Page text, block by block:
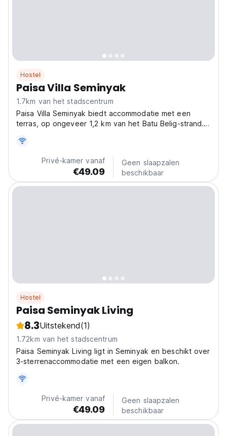
Hostel
Paisa Villa Seminyak
1.7km van het stadscentrum
Paisa Villa Seminyak biedt accommodatie met een
terras, op ongeveer 1,2 km van het Batu Belig-strand.
een restaurant en een 24-uursreceptie.
Privé-kamer vanaf
€49.09
Geen slaapzalen
beschikbaar
Hostel
Paisa Seminyak Living
8.3Uitstekend(1)
1.72km van het stadscentrum
Paisa Seminyak Living ligt in Seminyak en beschikt over
3-sterrenaccommodatie met een eigen balkon.
Privé-kamer vanaf
€49.09
Geen slaapzalen
beschikbaar